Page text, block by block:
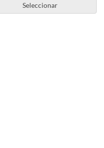
Seleccionar